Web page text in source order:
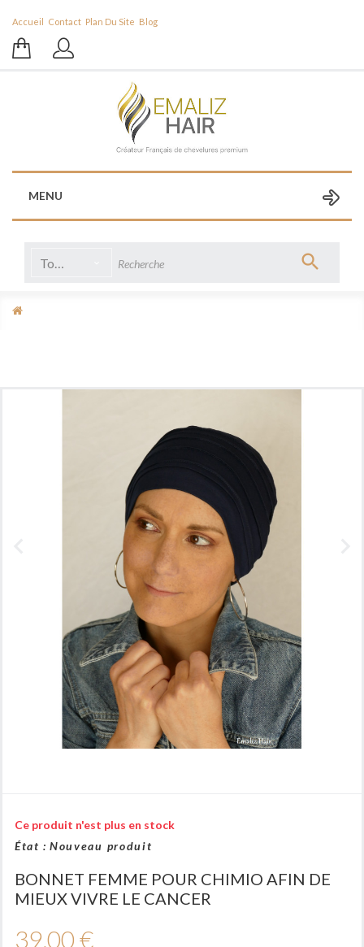
Accueil Contact Plan Du Site Blog
MENU
Toutes catégories
Ce produit n'est plus en stock
État : Nouveau produit
BONNET FEMME POUR CHIMIO AFIN DE
MIEUX VIVRE LE CANCER
39,00 €